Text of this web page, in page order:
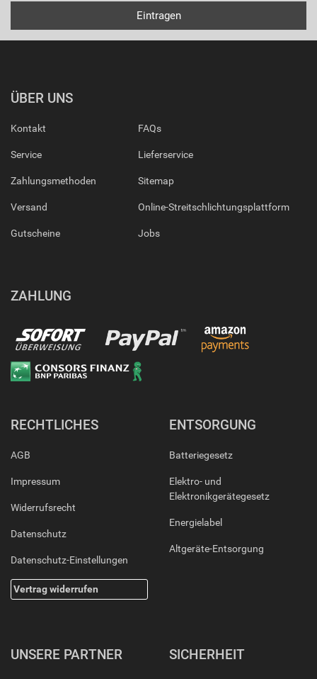
ÜBER UNS
Kontakt
Service
Zahlungsmethoden
Versand
Gutscheine
FAQs
Lieferservice
Sitemap
Online-Streitschlichtungsplattform
Jobs
ZAHLUNG
RECHTLICHES
AGB
Impressum
Widerrufsrecht
Datenschutz
Datenschutz-Einstellungen
Vertrag widerrufen
ENTSORGUNG
Batteriegesetz
Elektro- und
Elektronikgerätegesetz
Energielabel
Altgeräte-Entsorgung
UNSERE PARTNER SICHERHEIT